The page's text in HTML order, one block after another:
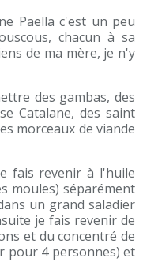
Paella c'est un peu
chacun à sa
de ma mère, je n'y
des gambas, des
Catalane, des saint
morceaux de viande
fais revenir à l'huile
moules) séparément
un grand saladier
je fais revenir de
et du concentré de
pour 4 personnes) et